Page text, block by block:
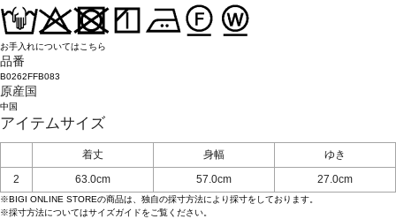
お手入れについてはこちら
品番
B0262FFB083
原産国
中国
アイテムサイズ
着丈 身幅
ゆき
2
63.0cm 57.0cm 27.0cm
※BIGI ONLINE STOREの商品は、独自の採寸方法により採寸をしております。
※採寸方法についてはサイズガイドをご覧ください。